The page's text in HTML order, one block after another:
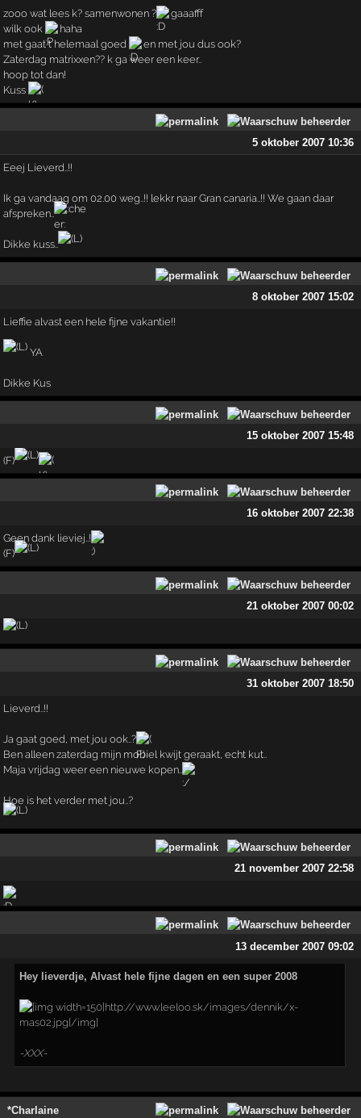
zooo wat lees k? samenwonen ?
gaaafff
wilk ook
haha
met gaat t helemaal goed
en met jou dus ook?
Zaterdag matrixxen?? k ga weer een keer..
hoop tot dan!
Kuss
5 oktober 2007 10:36
Eeej Lieverd..!!
Ik ga vandaag om 02.00 weg..!! lekkr naar Gran canaria..!! We gaan daar
afspreken..
Dikke kuss..
8 oktober 2007 15:02
Lieffie alvast een hele fijne vakantie!!
YA
Dikke Kus
15 oktober 2007 15:48
(F)
16 oktober 2007 22:38
Geen dank lieviej..!
(F)
21 oktober 2007 00:02
31 oktober 2007 18:50
Lieverd..!!
Ja gaat goed, met jou ook..?
Ben alleen zaterdag mijn mobiel kwijt geraakt, echt kut..
Maja vrijdag weer een nieuwe kopen..
Hoe is het verder met jou..?
21 november 2007 22:58
13 december 2007 09:02
Hey lieverdje, Alvast hele fijne dagen en een super 2008
-XXX-
*Charlaine